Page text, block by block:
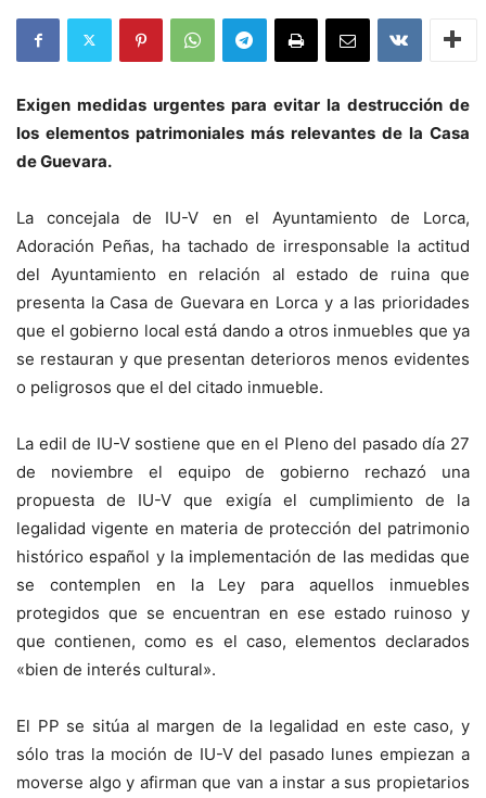
Exigen medidas urgentes para evitar la destrucción de
los elementos patrimoniales más relevantes de la Casa
de Guevara.
La concejala de IU-V en el Ayuntamiento de Lorca,
Adoración Peñas, ha tachado de irresponsable la actitud
del Ayuntamiento en relación al estado de ruina que
presenta la Casa de Guevara en Lorca y a las prioridades
que el gobierno local está dando a otros inmuebles que ya
se restauran y que presentan deterioros menos evidentes
o peligrosos que el del citado inmueble.
La edil de IU-V sostiene que en el Pleno del pasado día 27
de noviembre el equipo de gobierno rechazó una
propuesta de IU-V que exigía el cumplimiento de la
legalidad vigente en materia de protección del patrimonio
histórico español y la implementación de las medidas que
se contemplen en la Ley para aquellos inmuebles
protegidos que se encuentran en ese estado ruinoso y
que contienen, como es el caso, elementos declarados
«bien de interés cultural».
El PP se sitúa al margen de la legalidad en este caso, y
sólo tras la moción de IU-V del pasado lunes empiezan a
moverse algo y afirman que van a instar a sus propietarios